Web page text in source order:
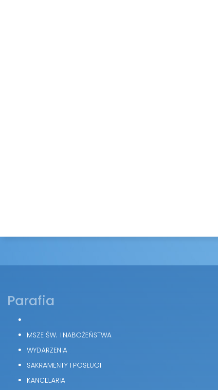
Parafia
MSZE ŚW. I NABOŻEŃSTWA
WYDARZENIA
SAKRAMENTY I POSŁUGI
KANCELARIA